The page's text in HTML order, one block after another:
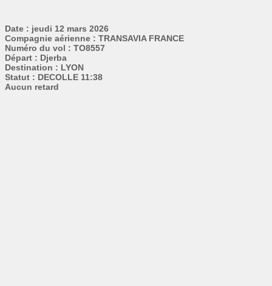
Date : jeudi 12 mars 2026
Compagnie aérienne : TRANSAVIA FRANCE
Numéro du vol : TO8557
Départ : Djerba
Destination : LYON
Statut : DECOLLE 11:38
Aucun retard